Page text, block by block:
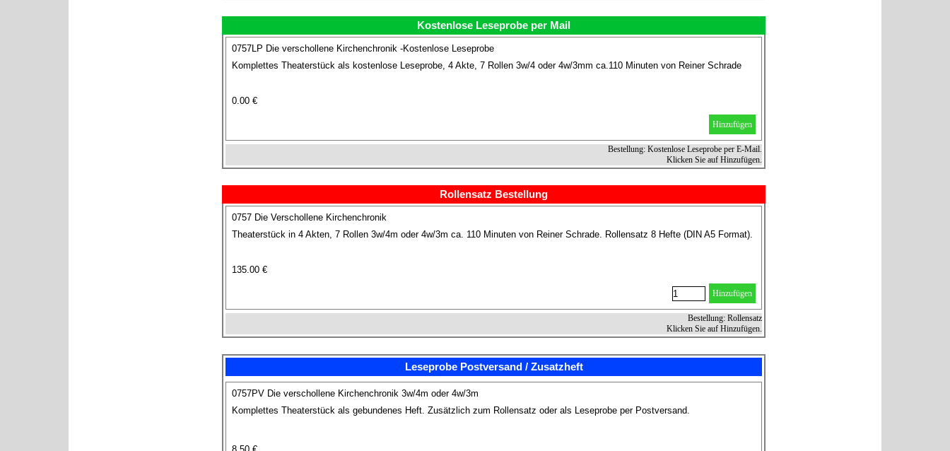
Kostenlose Leseprobe per Mail
0757LP Die verschollene Kirchenchronik -Kostenlose Leseprobe
Komplettes Theaterstück als kostenlose Leseprobe, 4 Akte, 7 Rollen 3w/4 oder 4w/3mm ca.110 Minuten von Reiner Schrade
0.00 €
Hinzufügen
Bestellung: Kostenlose Leseprobe per E-Mail.
Klicken Sie auf Hinzufügen.
Rollensatz Bestellung
0757 Die Verschollene Kirchenchronik
Theaterstück in 4 Akten, 7 Rollen 3w/4m oder 4w/3m ca. 110 Minuten von Reiner Schrade. Rollensatz 8 Hefte (DIN A5 Format).
135.00 €
Hinzufügen
Bestellung: Rollensatz
Klicken Sie auf Hinzufügen.
Leseprobe Postversand / Zusatzheft
0757PV Die verschollene Kirchenchronik 3w/4m oder 4w/3m
Komplettes Theaterstück als gebundenes Heft. Zusätzlich zum Rollensatz oder als Leseprobe per Postversand.